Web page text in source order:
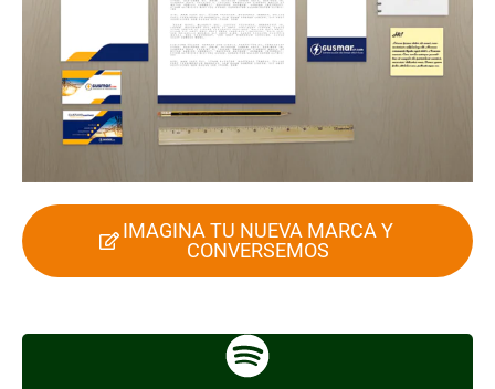
IMAGINA TU NUEVA MARCA Y
CONVERSEMOS